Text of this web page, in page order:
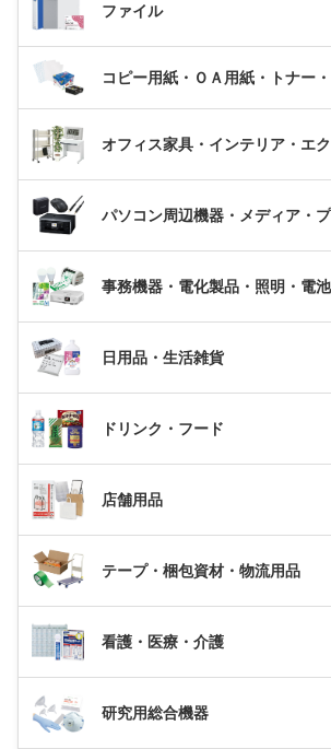
ファイル
コピー用紙・ＯＡ用紙・トナー
オフィス家具・インテリア・エ
パソコン周辺機器・メディア・
事務機器・電化製品・照明・電池
日用品・生活雑貨
ドリンク・フード
店舗用品
テープ・梱包資材・物流用品
看護・医療・介護
研究用総合機器